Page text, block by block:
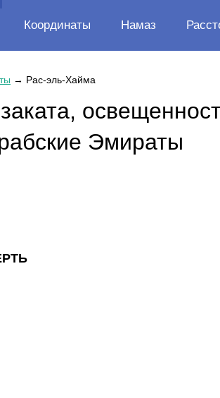
Координаты Намаз
→ Рас-эль-Хайма
Эмираты